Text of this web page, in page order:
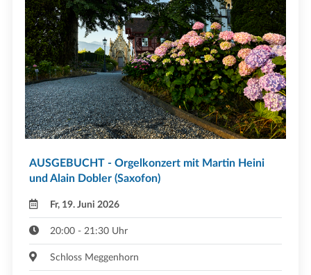
AUSGEBUCHT - Orgelkonzert mit Martin Heini
und Alain Dobler (Saxofon)
Fr, 19. Juni 2026
20:00 - 21:30 Uhr
Schloss Meggenhorn